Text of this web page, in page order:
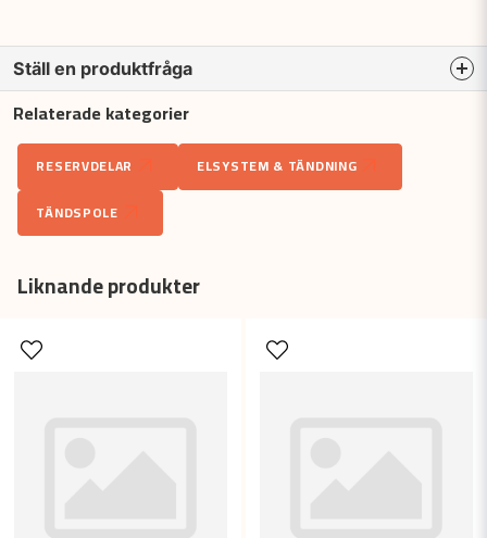
Liknande produkter
Ställ en produktfråga
question
Fråga oss något om denna produkten...
name
Namn
Relaterade kategorier
RESERVDELAR
ELSYSTEM & TÄNDNING
TÄNDSPOLE